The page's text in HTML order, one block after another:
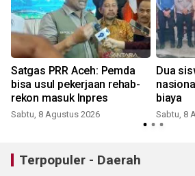
Satgas PRR Aceh: Pemda
bisa usul pekerjaan rehab-
rekon masuk Inpres
Sabtu, 8 Agustus 2026
Dua
biaya
Sabtu, 8
Terpopuler - Daerah